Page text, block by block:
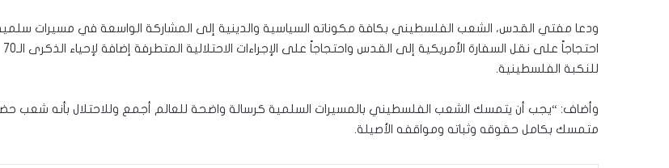
ودعا مفتي القدس، الشعب الفلسطيني بكافة مكوناته السياسية والدينية إلى المشاركة الواسعة في مسيرات
احتجاجاً على نقل السفارة الأمريكية إلى القدس واحتجاجاً على الإجراءات الاحتلالية المتطرفة إضافة لإحياء الذكرى الـ70
للنكبة الفلسطينية.
وأضاف: “يجب أن يتمسك الشعب الفلسطيني بالمسيرات السلمية كرسالة واضحة للعالم أجمع وللاحتلال بأنه شعب
متمسك بكامل حقوقه وثباته ومواقفه الأصيلة.